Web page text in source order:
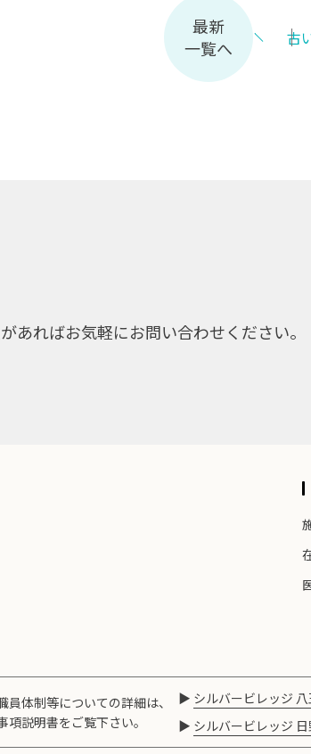
最新
一覧へ
古
あればお気軽にお問い合わせください。
員体制等についての詳細は、
項説明書をご覧下さい。
シルバービレッジ
シルバービレッジ